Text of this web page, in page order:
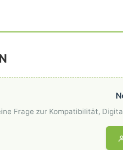
Frage zur Kompatibilität,